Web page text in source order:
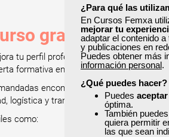
¿Para qué las
En Cursos Femxa
mejorar tu
adaptar el contenido
y publicaciones en
Puedes obtener más
información personal.
¿Qué puedes hacer?
Puedes aceptar
óptima.
También puedes
quiera permitir
las que sean
gratuito en
tu perfil profesional con los cursos
formativa en sectores clave y elige la
encontrarás: administración y
logística y transporte, y prevención de
como: